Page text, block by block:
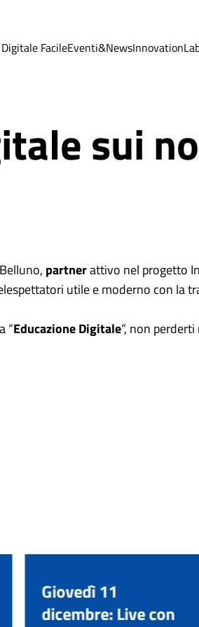
FacileEventi&News
sui
partnerattivo nel progetto
utile e moderno con la
“Educazione Digitale“, non
Giovedì 11
dicembre: Live con